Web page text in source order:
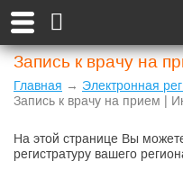
Запись к врачу на
Главная → Электронная
Запись к врачу на прием |
На этой странице Вы
регистратуру вашего